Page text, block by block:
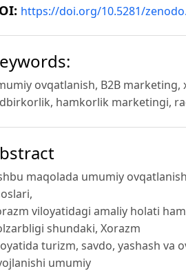
https://doi.org/10.5281/
ovqatlanish, B2B
hamkorlik marketingi,
maqolada umumiy
viloyatidagi amaliy holati
shundaki, Xorazm
turizm, savdo, yashash va
umumiy